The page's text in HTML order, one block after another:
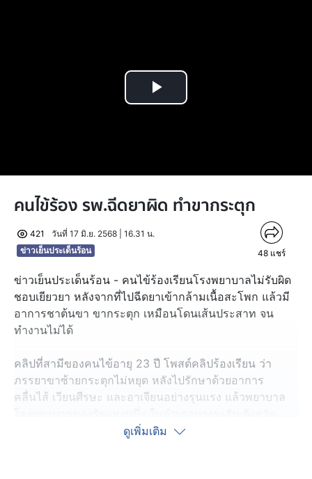
Play
คนไข้ร้อง รพ.ฉีดยาผิด ทำขากระตุก
421
วันที่ 17 มิ.ย. 2568 | 16.31 น.
ข่าวเย็นประเด็นร้อน
48 แชร์
ข่าวเย็นประเด็นร้อน - คนไข้ร้องเรียนโรงพยาบาลไม่รับผิด
ชอบเยียวยา หลังจากที่ไปฉีดยาเข้ากล้ามเนื้อสะโพก แล้วมี
อาการชาต้นขา ขากระตุก เหมือนโดนเส้นประสาท จน
ทำงานไม่ได้
คลิปที่สามีของคนไข้อายุ 23 ปี โพสต์คลิปร้องเรียน ว่า
ภรรยาขาซ้ายกระตุกไม่หยุด หลังไปรักษาด้วยอาการ
คลื่นไส้ เวียนศีรษะ และอาเจียนอย่างรุนแรง แล้วพยาบาล
สิงห์บุรี ฉีดยาเข้ากล้ามเนื้อสะโพก ทำให้เส้นประสาทอักเสบ
ดูเพิ่มเติม